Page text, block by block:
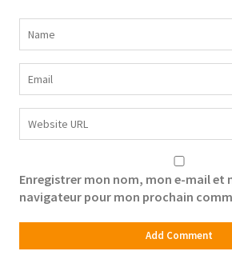
Enregistrer mon nom, mon e-mail et
navigateur pour mon prochain